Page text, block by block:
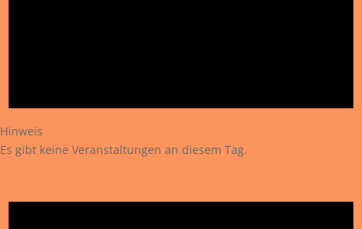
Hinweis
Es gibt keine Veranstaltungen an diesem Tag.